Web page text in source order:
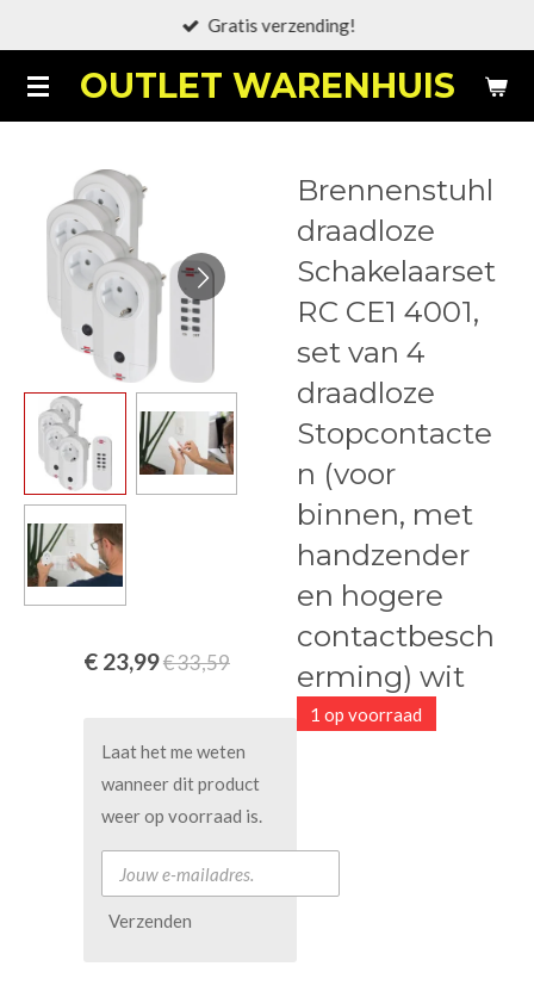
naar
de
OUTLET WARENHUIS
Gratis verzending!
Brennenstuhl
draadloze
Schakelaarset
RC CE1 4001,
set van 4
draadloze
Stopcontacte
n (voor
binnen, met
handzender
en hogere
contactbesch
erming) wit
1 op voorraad
€ 23,99€ 33,59
Laat het me weten
wanneer dit product
weer op voorraad is.
Verzenden